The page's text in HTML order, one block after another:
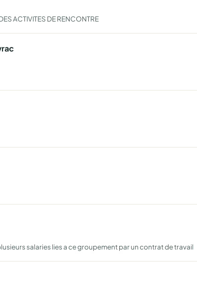
ACTIVITES DE RENCONTRE
salaries lies a ce groupement par un contrat de travail